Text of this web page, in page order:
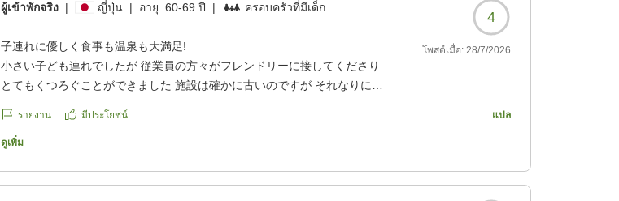
ผู้เข้าพักจริง | ญี่ปุ่น | อายุ:60-69 ปี | ครอบครัวที่มีเด็ก
4
子連れに優しく食事も温泉も大満足!
小さい子ども連れでしたが 従業員の方々がフレンドリーに接してくださり
とてもくつろぐことができました 施設は確かに古いのですが それなりに清
以上のホテルでした!
クチコミの詳細はこちらから
reviewId=33123478225704
โพสต์เมื่อ: 28/7/2026
รายงาน มีประโยชน์ แปล
ดูเพิ่ม